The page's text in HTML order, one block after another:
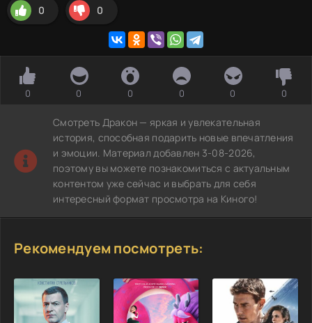
0 0
0 0 0 0 0 0
Смотреть Дракон — яркая и увлекательная
история, способная подарить новые впечатления
и эмоции. Материал добавлен 3-08-2026,
поэтому вы можете познакомиться с актуальным
контентом уже сейчас и выбрать для себя
интересный формат просмотра на Киного!
Рекомендуем посмотреть: